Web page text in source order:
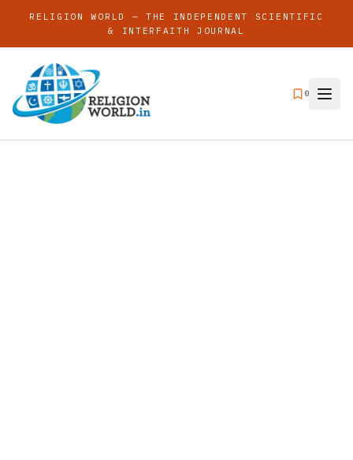
RELIGION WORLD — THE INDEPENDENT SCIENTIFIC
& INTERFAITH JOURNAL
0